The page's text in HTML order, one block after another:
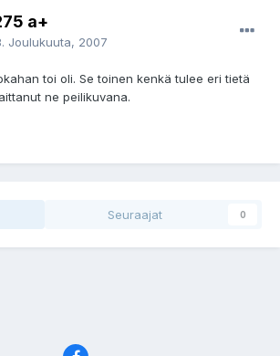
a+
Joulukuuta, 2007
toi oli. Se toinen kenkä tulee eri tietä
ne peilikuvana.
Seuraajat 0